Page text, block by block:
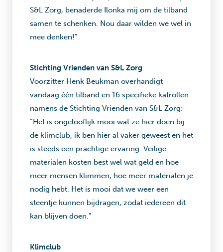
S&L Zorg, benaderde Ilonka mij om de tilband
samen te schenken. Nou daar wilden we wel in
mee denken!”
Stichting Vrienden van S&L Zorg
Voorzitter Henk Beukman overhandigt
vandaag één tilband en 16 specifieke katrollen
namens de Stichting Vrienden van S&L Zorg:
“Het is ongelooflijk mooi wat ze hier doen bij
de klimclub, ik ben hier al vaker geweest en het
is steeds een prachtige ervaring. Veilige
materialen kosten best wel wat geld en hoe
meer mensen klimmen, hoe meer materialen je
nodig hebt. Het is mooi dat we weer een
steentje kunnen bijdragen, zodat iedereen dit
kan blijven doen.”
Klimclub